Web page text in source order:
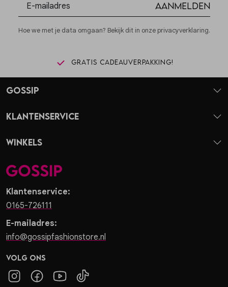
Aanmelden
Hoe we met je data omgaan? Bekijk dit in onze privacyverklaring.
Gratis cadeauverpakking!
Klantenservice:
0165-726111
E-mailadres:
info@gossipfashionstore.nl
Volg ons
Gossip
Klantenservice
Winkels